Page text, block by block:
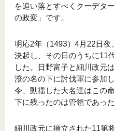
を追い落とすべくクーデタ
の政変」です。
明応2年（1493）4月22日
決起し、その日のうちに11
した。日野富子と細川政元
澄の名の下に討伐軍に参加
令、動揺した大名達はこの
下に残ったのは管領であっ
細川政元に擁立された11第